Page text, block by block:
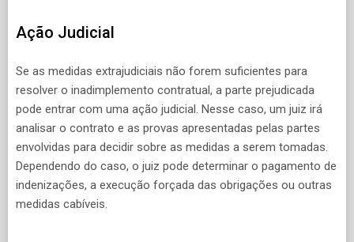
Ação Judicial
Se as medidas extrajudiciais não forem suficientes para
resolver o inadimplemento contratual, a parte prejudicada
pode entrar com uma ação judicial. Nesse caso, um juiz irá
analisar o contrato e as provas apresentadas pelas partes
envolvidas para decidir sobre as medidas a serem tomadas.
Dependendo do caso, o juiz pode determinar o pagamento de
indenizações, a execução forçada das obrigações ou outras
medidas cabíveis.